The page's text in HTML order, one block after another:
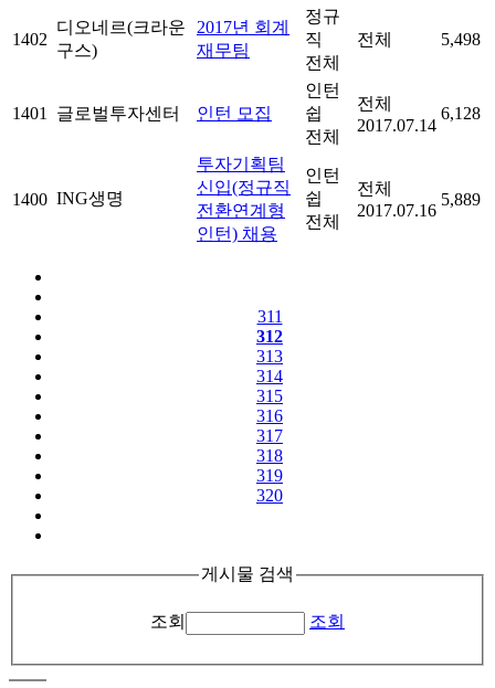
1402
디오네르(크라운
구스)
2017년 회계
재무팀
정규
직
전체
전체 5,498
1401 글로벌투자센터 인턴 모집
인턴
쉽
전체
전체
2017.07.14
6,128
1400 ING생명
투자기획팀
신입(정규직
전환연계형
인턴) 채용
인턴
쉽
전체
전체
2017.07.16
5,889
311
312
313
314
315
316
317
318
319
320
게시물 검색
조회 조회